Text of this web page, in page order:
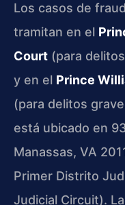
Los casos de
tramitan en el
Court (para
y en el Prince
(para delitos
está ubicado en
Manassas, VA
Primer Distrito
Judicial Circuit).